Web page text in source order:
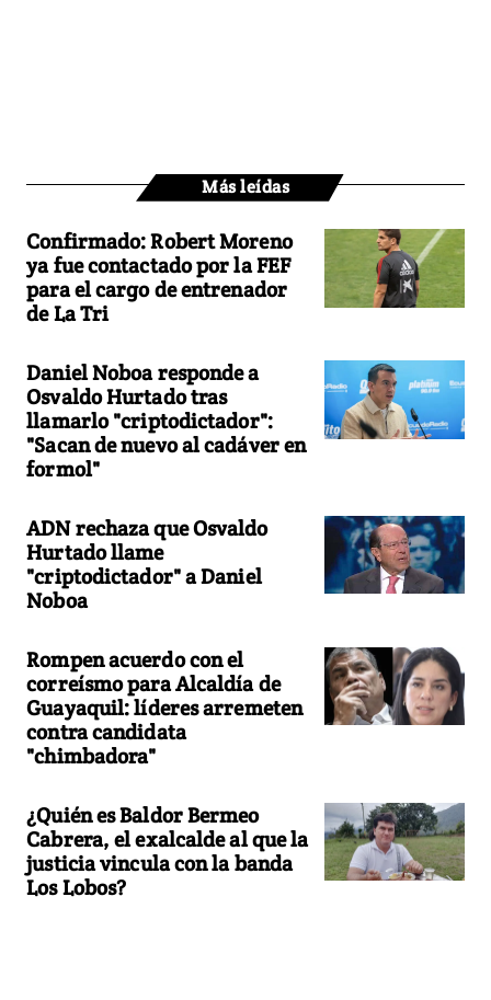
Más leídas
Confirmado: Robert Moreno
ya fue contactado por la FEF
para el cargo de entrenador
de La Tri
Daniel Noboa responde a
Osvaldo Hurtado tras
llamarlo "criptodictador":
"Sacan de nuevo al cadáver en
formol"
ADN rechaza que Osvaldo
Hurtado llame
"criptodictador" a Daniel
Noboa
Rompen acuerdo con el
correísmo para Alcaldía de
Guayaquil: líderes arremeten
contra candidata
"chimbadora"
¿Quién es Baldor Bermeo
Cabrera, el exalcalde al que la
justicia vincula con la banda
Los Lobos?